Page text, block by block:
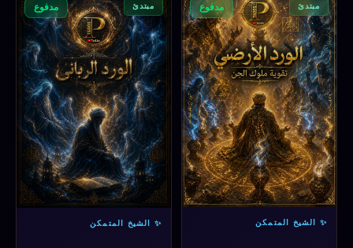
مبتدئ مدفوع
✨ الشيخ المتمكن
مبتدئ مدفوع
✨ الشيخ المتمكن